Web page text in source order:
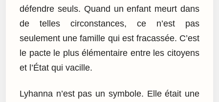
défendre seuls. Quand un enfant meurt dans
de telles circonstances, ce n’est pas
seulement une famille qui est fracassée. C’est
le pacte le plus élémentaire entre les citoyens
et l’État qui vacille.
Lyhanna n’est pas un symbole. Elle était une